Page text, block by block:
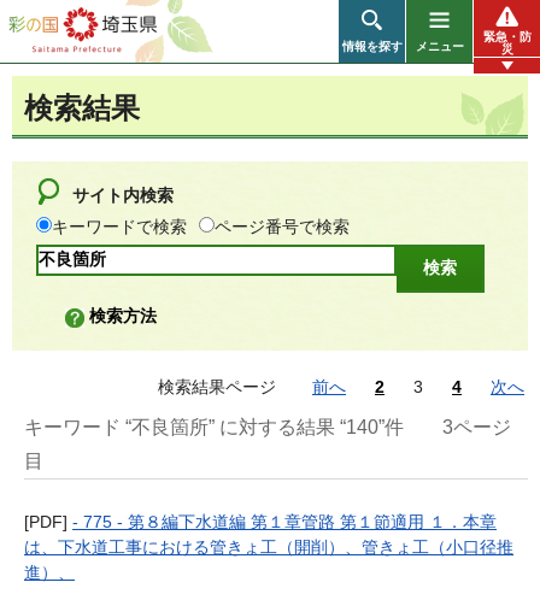
彩の国 埼玉県
情報を探す メニュー
緊急・防
災
検索結果
サイト内検索
キーワードで検索
ページ番号で検索
検索方法
検索結果ページ 前へ 2 3 4 次へ
キーワード “不良箇所” に対する結果 “140”件
3ページ
目
[PDF] - 775 - 第８編下水道編 第１章管路 第１節適用 １．本章
は、下水道工事における管きょ工（開削）、管きょ工（小口径推
進）、